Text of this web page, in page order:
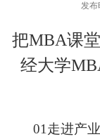
发布
把MBA课
经大学
01 走进产